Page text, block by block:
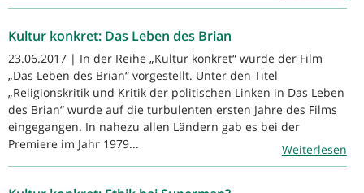
Kultur konkret: Das Leben des Brian
23.06.2017 | In der Reihe „Kultur konkret“ wurde der Film
„Das Leben des Brian“ vorgestellt. Unter den Titel
„Religionskritik und Kritik der politischen Linken in Das Leben
des Brian“ wurde auf die turbulenten ersten Jahre des Films
eingegangen. In nahezu allen Ländern gab es bei der
Premiere im Jahr 1979...
Weiterlesen